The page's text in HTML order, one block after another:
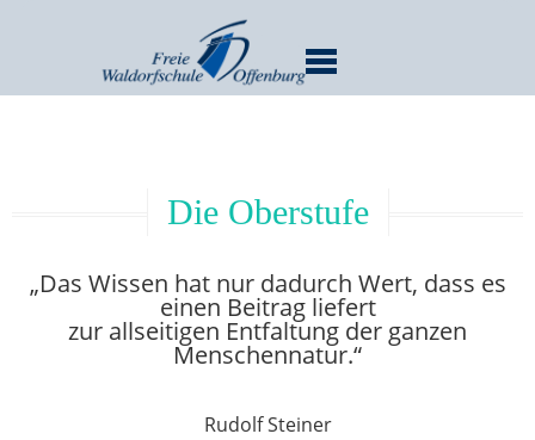
Die Oberstufe
„Das Wissen hat nur dadurch Wert, dass es
einen Beitrag liefert
zur allseitigen Entfaltung der ganzen
Menschennatur.“
Rudolf Steiner